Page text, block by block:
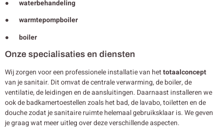
● waterbehandeling
● warmtepompboiler
● boiler
Onze specialisaties en diensten
Wij zorgen voor een professionele installatie van hettotaalconcept
van je sanitair. Dit omvat de centrale verwarming, de boiler, de
ventilatie, de leidingen en de aansluitingen. Daarnaast installeren we
ook de badkamertoestellen zoals het bad, de lavabo, toiletten en de
douche zodat je sanitaire ruimte helemaal gebruiksklaar is. We geven
je graag wat meer uitleg over deze verschillende aspecten.